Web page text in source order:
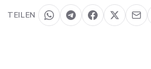
TEILEN